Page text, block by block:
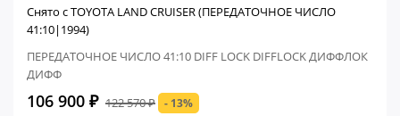
Снято с TOYOTA LAND CRUISER (ПЕРЕДАТОЧНОЕ ЧИСЛО
41:10|1994)
ПЕРЕДАТОЧНОЕ ЧИСЛО 41:10 DIFF LOCK DIFFLOCK ДИФФЛОК
ДИФФ
106 900 ₽ 122 570 ₽ - 13%